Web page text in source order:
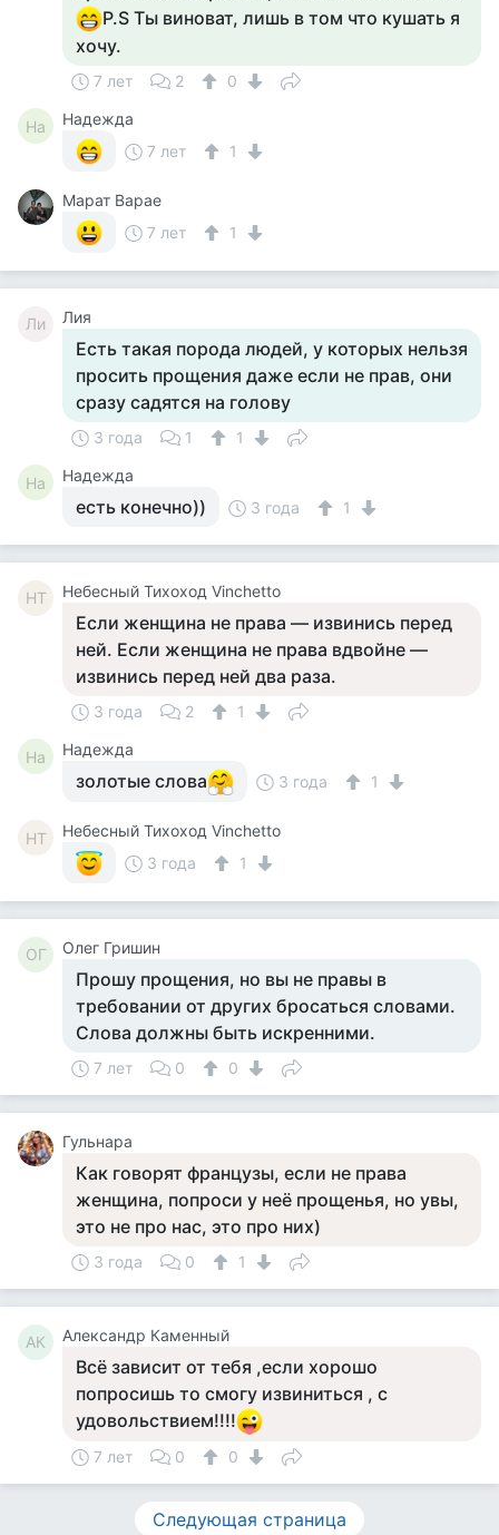
P.S Ты виноват, лишь в том что кушать я
хочу.
7 лет 2 0
На
Надежда
7 лет
1
Марат Варае
7 лет
1
Ли Лия
Есть такая порода людей, у которых нельзя
просить прощения даже если не прав, они
сразу садятся на голову
3 года 1 1
На Надежда
есть конечно)) 3 года 1
НТ Небесный Тихоход Vinchetto
Если женщина не права — извинись перед
ней. Если женщина не права вдвойне —
извинись перед ней два раза.
3 года 2 1
На Надежда
золотые слова 3 года 1
НТ
Небесный Тихоход Vinchetto
3 года
1
ОГ Олег Гришин
Прошу прощения, но вы не правы в
требовании от других бросаться словами.
Слова должны быть искренними.
7 лет 0 0
Гульнара
Как говорят французы, если не права
женщина, попроси у неë прощенья, но увы,
это не про нас, это про них)
3 года 0 1
АК Александр Каменный
Всё зависит от тебя ,если хорошо
попросишь то смогу извиниться , с
удовольствием!!!!
7 лет 0 0
Следующая страница